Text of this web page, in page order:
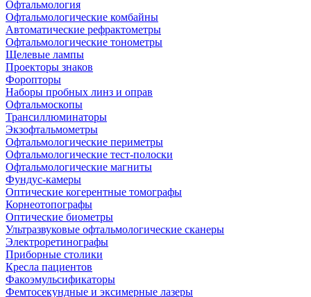
Офтальмология
Офтальмологические комбайны
Автоматические рефрактометры
Офтальмологические тонометры
Щелевые лампы
Проекторы знаков
Форопторы
Наборы пробных линз и оправ
Офтальмоскопы
Трансиллюминаторы
Экзофтальмометры
Офтальмологические периметры
Офтальмологические тест-полоски
Офтальмологические магниты
Фундус-камеры
Оптические когерентные томографы
Корнеотопографы
Оптические биометры
Ультразвуковые офтальмологические сканеры
Электроретинографы
Приборные столики
Кресла пациентов
Факоэмульсификаторы
Фемтосекундные и эксимерные лазеры